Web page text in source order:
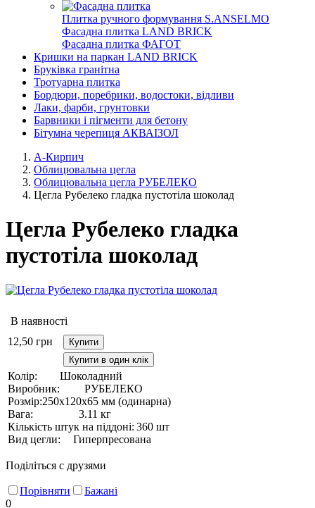
Плитка ручного формування S.ANSELMO
Фасадна плитка LAND BRICK
Фасадна плитка ФАГОТ
Кришки на паркан LAND BRICK
Бруківка гранітна
Тротуарна плитка
Бордюри, поребрики, водостоки, відливи
Лаки, фарби, грунтовки
Барвники і пігменти для бетону
Бітумна черепиця АКВАІЗОЛ
А-Кирпич
Облицювальна цегла
Облицювальна цегла РУБЕЛЕКО
Цегла Рубелеко гладка пустотіла шоколад
Цегла Рубелеко гладка
пустотіла шоколад
В наявності
12,50 грн
Купити
Купити в один клік
Колір:
Шоколадний
Виробник:
РУБЕЛЕКО
Розмір:250х120х65 мм (одинарна)
Вага:
3.11 кг
Кількість штук на піддоні: 360 шт
Вид цегли:
Гиперпресована
Поділіться с друзями
Порівняти
Бажані
0